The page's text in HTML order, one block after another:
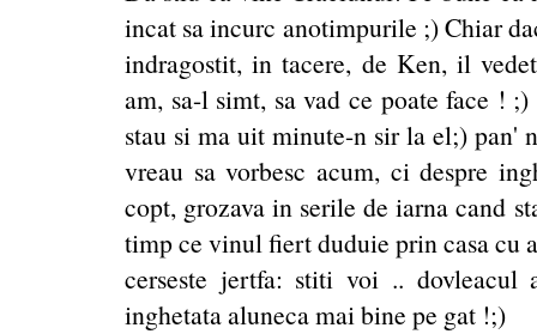
incat sa incurc anotimpurile ;) Chiar
indragostit, in tacere, de Ken, il
am, sa-l simt, sa vad ce poate face !
stau si ma uit minute-n sir la el;) pan'
vreau sa vorbesc acum, ci despre
copt, grozava in serile de iarna cand
timp ce vinul fiert duduie prin casa cu
cerseste jertfa: stiti voi ..
inghetata aluneca mai bine pe gat !;)